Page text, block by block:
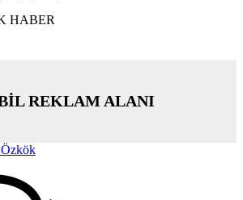
HABER
REKLAM ALANI